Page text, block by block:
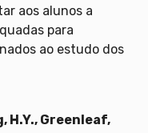
aos alunos a
para
ao estudo dos
H.Y., Greenleaf,